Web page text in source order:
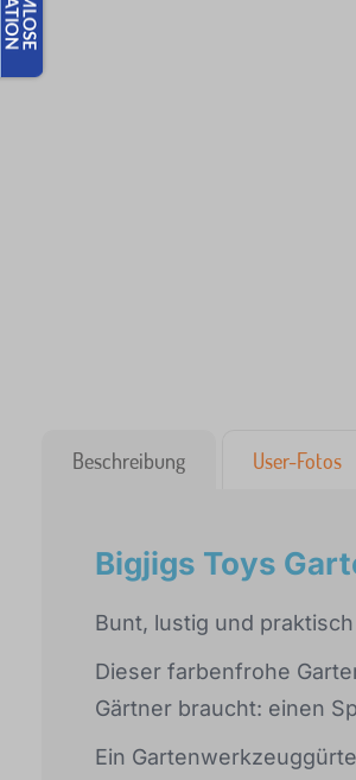
Beschreibung User-Fotos
Bigjigs Toys
Bunt, lustig und
Dieser farbenfrohe
Gärtner braucht: einen
Ein